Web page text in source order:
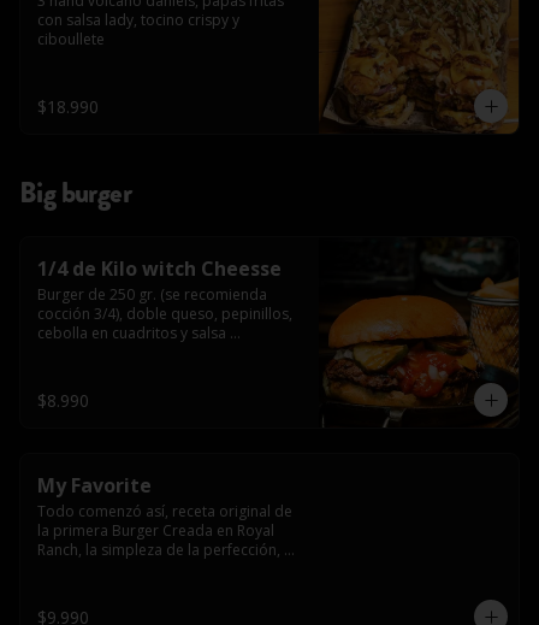
con salsa lady, tocino crispy y
ciboullete
$18.990
Big burger
1/4 de Kilo witch Cheesse
Burger de 250 gr. (se recomienda
cocción 3/4), doble queso, pepinillos,
cebolla en cuadritos y salsa
$8.990
My Favorite
Todo comenzó así, receta original de
la primera Burger Creada en Royal
Ranch, la simpleza de la perfección,
queso cheddar
$9.990